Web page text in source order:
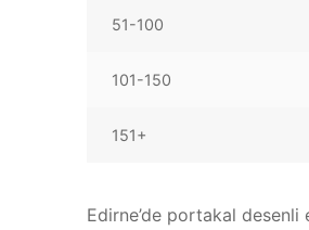
51-100
101-150
151+
Edirne’de portakal